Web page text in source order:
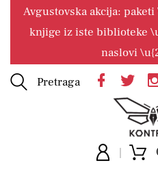
Avgustovska akcija:
knjige iz iste biblioteke
naslovi
Pretraga